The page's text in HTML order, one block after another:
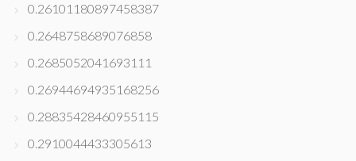
0.26101180897458387
0.2648758689076858
0.2685052041693111
0.26944694935168256
0.28835428460955115
0.2910044433305613